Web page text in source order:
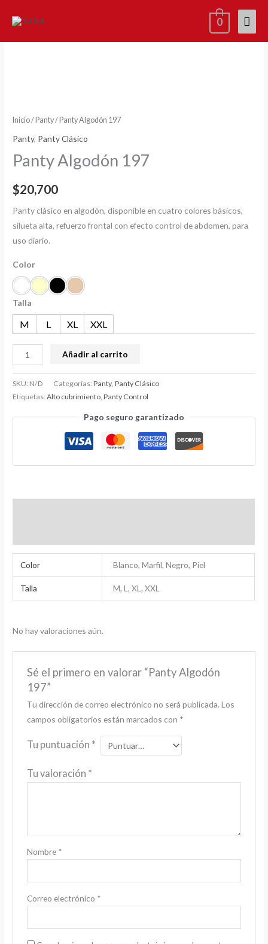
0
Inicio/ Panty/ Panty Algodón 197
Panty, Panty Clásico
Panty Algodón 197
$20,700
Panty clásico en algodón, disponible en cuatro colores básicos,
silueta alta, refuerzo frontal con efecto control de abdomen, para
uso diario.
Color
Talla
M L XL XXL
Panty
Añadir al carrito
SKU: N/D Categorías:Panty,Panty Clásico
Etiquetas:Alto cubrimiento,Panty Control
Pago seguro garantizado
Color Blanco, Marfil, Negro, Piel
Talla M, L, XL, XXL
No hay valoraciones aún.
Sé el primero en valorar “Panty Algodón
197”
Tu dirección de correo electrónico no será publicada. Los
campos obligatorios están marcados con *
Tu puntuación *
Tu valoración *
Nombre *
Correo electrónico *